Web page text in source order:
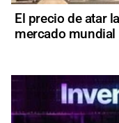
El precio de atar
mercado mundial